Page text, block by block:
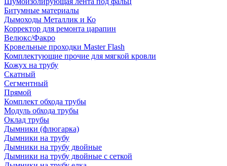
Битумные материалы
Дымоходы Металлик и Ко
Корректор для ремонта царапин
Велюкс/Факро
Кровельные проходки Master Flash
Комплектующие прочие для мягкой кровли
Кожух на трубу
Скатный
Сегментный
Прямой
Комплект обхода трубы
Модуль обхода трубы
Оклад трубы
Дымники (флюгарка)
Дымники на трубу
Дымники на трубу двoйные
Дымники на трубу двoйные с сеткой